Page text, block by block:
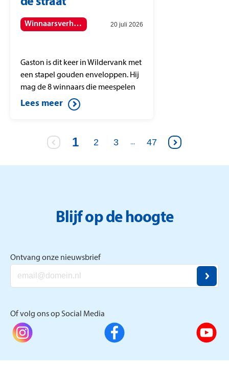
Winnaarsverhalen 20 juli 2026
Gaston is dit keer in Wildervank met
een stapel gouden enveloppen. Hij
mag de 8 winnaars die meespelen
op postcode 9648ME verrassen.
Lees meer
1 2 3 ... 47
Blijf op de hoogte
Ontvang onze nieuwsbrief
Of volg ons op Social Media